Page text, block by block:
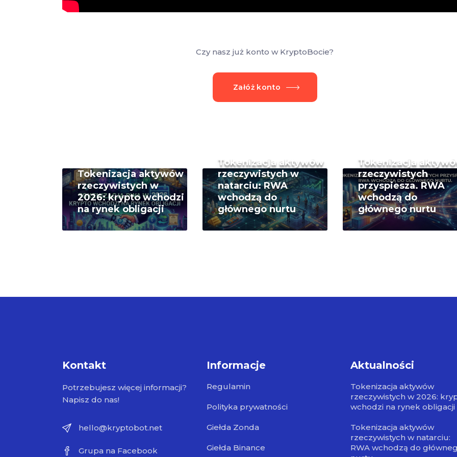
Czy nasz już konto w KryptoBocie?
Załóż konto
Tokenizacja aktywów
rzeczywistych w
2026: krypto wchodzi
na rynek obligacji
Tokenizacja aktywów
rzeczywistych w
natarciu: RWA
wchodzą do
głównego nurtu
Tokenizacja
rzeczywistych
przyspiesza. RWA
wchodzą do
głównego nurtu
Kontakt
Potrzebujesz więcej informacji?
Napisz do nas!
hello@kryptobot.net
Grupa na Facebook
Informacje
Regulamin
Polityka prywatności
Giełda Zonda
Giełda Binance
Aktualności
Tokenizacja aktywów
rzeczywistych w 2026:
wchodzi na rynek obligacji
Tokenizacja aktywów
rzeczywistych w natarciu:
RWA wchodzą do